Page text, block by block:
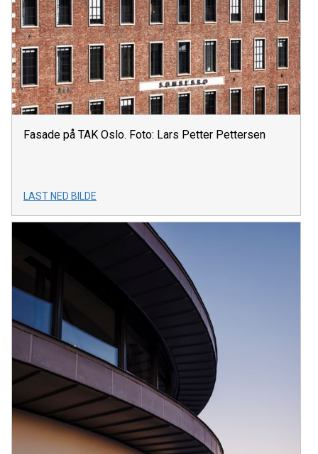
Fasade på TAK Oslo. Foto: Lars Petter Pettersen
LAST NED BILDE